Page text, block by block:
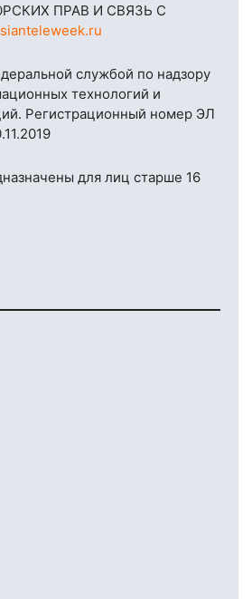
ПРАВ И СВЯЗЬ С
службой по надзору
технологий и
Регистрационный номер ЭЛ
для лиц старше 16